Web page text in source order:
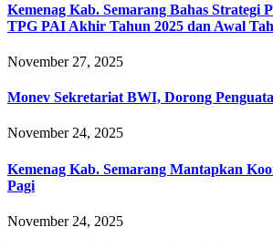
Kemenag Kab. Semarang Bahas Strategi
TPG PAI Akhir Tahun 2025 dan Awal
November 27, 2025
Monev Sekretariat BWI, Dorong
November 24, 2025
Kemenag Kab. Semarang Mantapkan
Pagi
November 24, 2025